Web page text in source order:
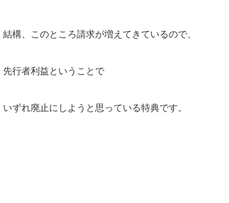
結構、このところ請求が増えてきているので、
先行者利益ということで
いずれ廃止にしようと思っている特典です。